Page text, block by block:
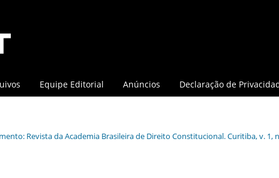
Equipe Editorial Anúncios Declaração de
Revista da Academia Brasileira de Direito Constitucional. Curitiba, v. 1,